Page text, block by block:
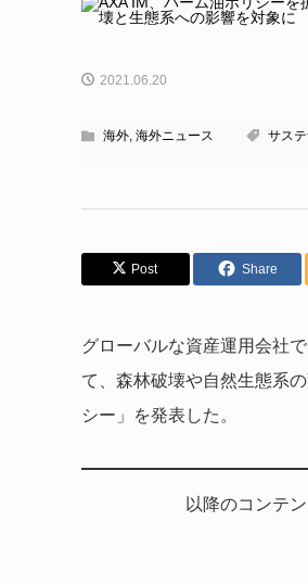
2021.06.20
海外, 海外ニュース サス
Post Share
グローバルな資産運用会社
て、森林破壊や自然生態系
シー」を発表した。
以降のコンテ